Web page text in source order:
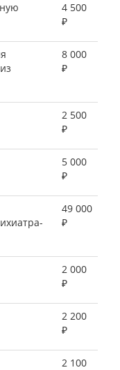
4 500
₽
8 000
₽
2 500
₽
5 000
₽
49 000
₽
2 000
₽
2 200
₽
2 100